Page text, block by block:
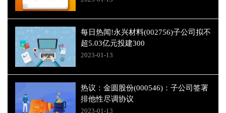
每日热闻!永兴材料(002756)子公司拟不
超5.03亿元投建300
2023-01-13
热议：金圆股份(000546)：子公司签署
排他性尽调协议
2023-01-13